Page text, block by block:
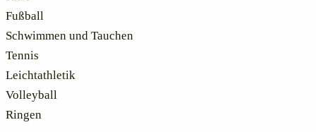
Fußball
Schwimmen und Tauchen
Tennis
Leichtathletik
Volleyball
Ringen